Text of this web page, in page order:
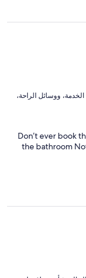
عناصر لم تنل الإعجاب: ⁦النظافة⁩، و⁦العاملون ومستوى الخدمة⁩، و⁦وسائل الراحة⁩،
Don’t ever book
the bathroom